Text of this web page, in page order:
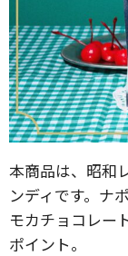
本商品は、昭和
ンディです。ナ
モカチョコレー
ポイント。